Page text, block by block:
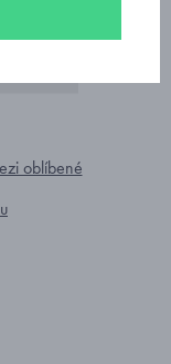
oblíbené